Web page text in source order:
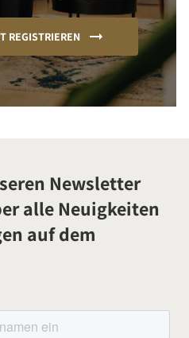
REGISTRIEREN
Newsletter
alle Neuigkeiten
auf dem